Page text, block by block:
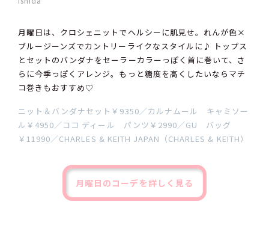
月曜日は、クロシェニットでヘルシーに肌見せ。れんが色×
ブルージーンズでカントリーライクなスタイルに♪ トップス
とセットのバンダナをセーラーカラーっぽく首に巻いて、さ
らに今季っぽくアレンジ。もっと糖度を高くしたいならマチ
コ巻きもおすすめ♡
ニット＆バンダナセット￥9350／カルナムール キャミソー
ル￥4950／ココ ディール パンツ￥2990／GU バッグ
￥11990／CHARLES & KEITH JAPAN（CHARLES & KEITH）
月曜日のコーデを詳しく見る